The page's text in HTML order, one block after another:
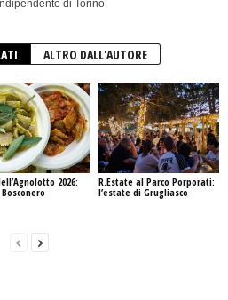
di Torino.
ALTRO DALL'AUTORE
2026:
R.Estate al Parco Porporati:
l’estate di Grugliasco